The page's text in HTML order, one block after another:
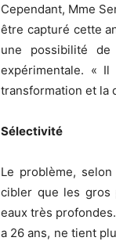
Cependant, Mme
être capturé cette
une possibilité
expérimentale. «
transformation et la
Sélectivité
Le problème,
cibler que les gros
eaux très
a 26 ans, ne tient